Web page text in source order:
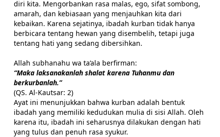
diri kita. Mengorbankan rasa malas, ego, sifat sombong,
amarah, dan kebiasaan yang menjauhkan kita dari
kebaikan. Karena sejatinya, ibadah kurban tidak hanya
berbicara tentang hewan yang disembelih, tetapi juga
tentang hati yang sedang dibersihkan.
Allah subhanahu wa ta’ala berfirman:
“Maka laksanakanlah shalat karena Tuhanmu dan
berkurbanlah.”
(QS. Al-Kautsar: 2)
Ayat ini menunjukkan bahwa kurban adalah bentuk
ibadah yang memiliki kedudukan mulia di sisi Allah. Oleh
karena itu, ibadah ini seharusnya dilakukan dengan hati
yang tulus dan penuh rasa syukur.